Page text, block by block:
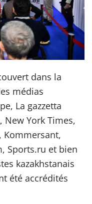
dans la
médias
La gazzetta
New York Times,
Kommersant,
Sports.ru et bien
kazakhstanais
été accrédités